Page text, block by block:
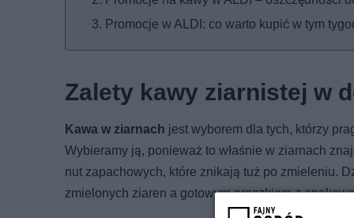
Promocje w ALDI: co warto kupić w tym
Zalety kawy ziarnistej w
Kawa w ziarnach jest wyborem dla tych, którzy
Wybieramy ją, ponieważ to właśnie w ziarnach
nut zapachowych, które znikają tuż po zmieleniu.
zmielonych ziaren a gotowym proszkiem z